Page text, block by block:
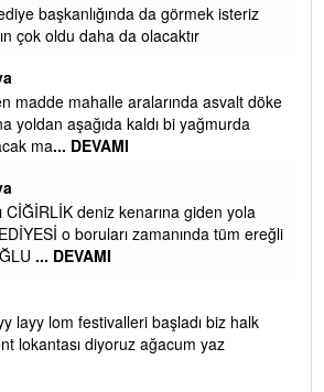
başkanlığında da görmek isteriz
çok oldu daha da olacaktır
madde mahalle aralarında asvalt döke
yoldan aşağıda kaldı bi yağmurda
ma... DEVAMI
CİĞİRLİK deniz kenarına giden yola
o boruları zamanında tüm ereğli
... DEVAMI
layy lom festivalleri başladı biz halk
lokantası diyoruz ağacum yaz